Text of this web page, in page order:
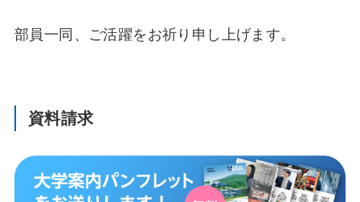
部員一同、ご活躍をお祈り申し上げます。
資料請求